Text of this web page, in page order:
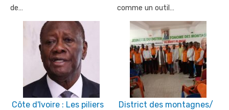
de…
comme un outil…
Côte d'Ivoire : Les piliers
District des montagnes/